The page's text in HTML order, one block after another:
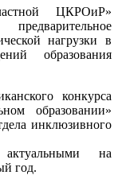
ЦКРОиР»
нагрузки в
образования
конкурса
образовании»
инклюзивного
на
год.